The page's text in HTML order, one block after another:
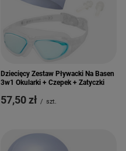
Dziecięcy Zestaw Pływacki Na Basen
3w1 Okularki + Czepek + Zatyczki
57,50 zł / szt.